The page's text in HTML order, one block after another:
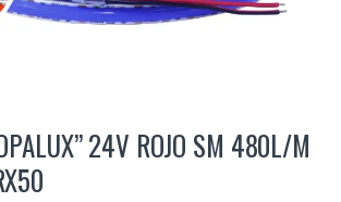
24V ROJO SM 480L/M